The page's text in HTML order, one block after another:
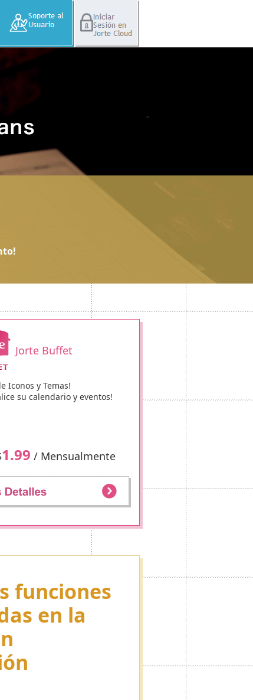
Jorte Buffet
Iconos y Temas!
su calendario y eventos!
1.99 / Mensualmente
funciones
en la
eventos